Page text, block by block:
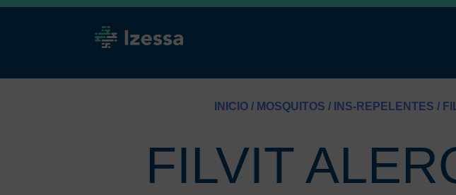
INICIO/ MOSQUITOS / INS-REPELENTES /
FILVIT